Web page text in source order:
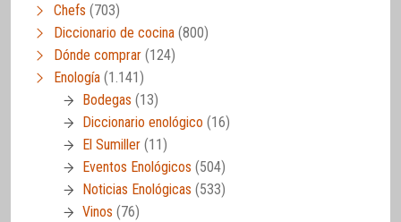
Chefs (703)
Diccionario de cocina (800)
Dónde comprar (124)
Enología (1.141)
Bodegas (13)
Diccionario enológico (16)
El Sumiller (11)
Eventos Enológicos (504)
Noticias Enológicas (533)
Vinos (76)